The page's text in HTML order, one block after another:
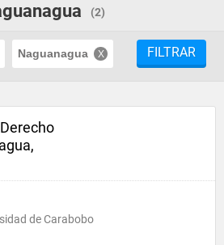
(2)
Naguanagua FILTRAR
de Carabobo